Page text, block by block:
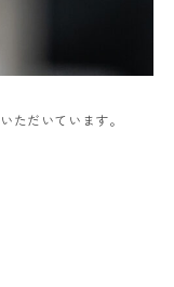
ただいています。